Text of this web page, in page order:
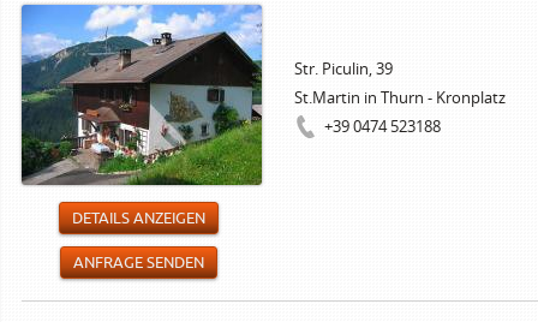
Str. Piculin, 39
St.Martin in Thurn - Kronplatz
+39 0474 523188
DETAILS ANZEIGEN
ANFRAGE SENDEN